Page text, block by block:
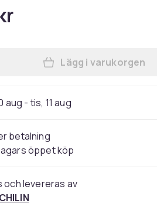
Lägg till
Lägg i varukorgen
aug - tis, 11 aug
betalning
öppet köp
och levereras av